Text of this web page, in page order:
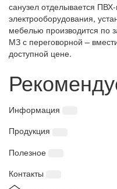
санузел отделывается
электрооборудования,
мебелью производится по
МЗ с переговорной –
доступной цене.
Информация
Продукция
Полезное
Контакты